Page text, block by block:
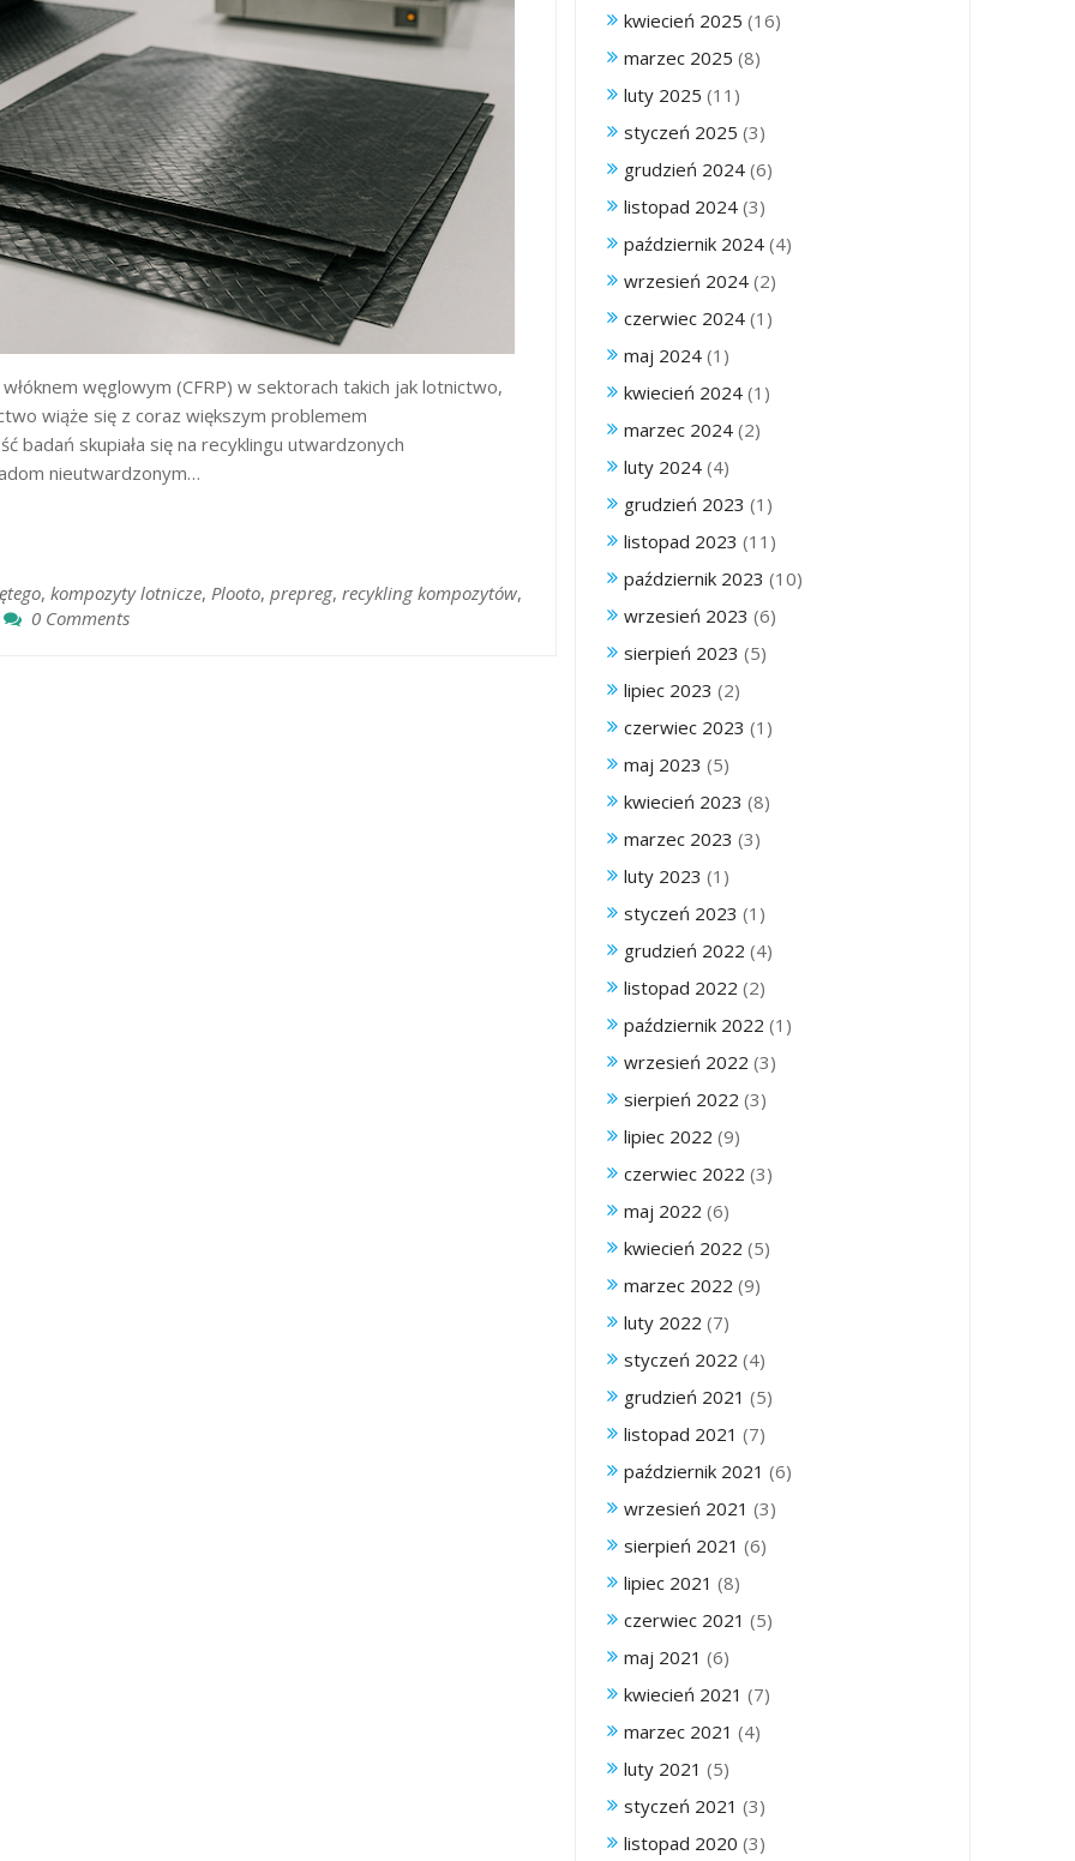
węglowym (CFRP) w sektorach takich jak lotnictwo,
wiąże się z coraz większym problemem
badań skupiała się na recyklingu utwardzonych
nieutwardzonym…
, kompozyty lotnicze, Plooto, prepreg, recykling kompozytów,
0 Comments
kwiecień 2025 (16)
marzec 2025 (8)
luty 2025 (11)
styczeń 2025 (3)
grudzień 2024 (6)
listopad 2024 (3)
październik 2024 (4)
wrzesień 2024 (2)
czerwiec 2024 (1)
maj 2024 (1)
kwiecień 2024 (1)
marzec 2024 (2)
luty 2024 (4)
grudzień 2023 (1)
listopad 2023 (11)
październik 2023 (10)
wrzesień 2023 (6)
sierpień 2023 (5)
lipiec 2023 (2)
czerwiec 2023 (1)
maj 2023 (5)
kwiecień 2023 (8)
marzec 2023 (3)
luty 2023 (1)
styczeń 2023 (1)
grudzień 2022 (4)
listopad 2022 (2)
październik 2022 (1)
wrzesień 2022 (3)
sierpień 2022 (3)
lipiec 2022 (9)
czerwiec 2022 (3)
maj 2022 (6)
kwiecień 2022 (5)
marzec 2022 (9)
luty 2022 (7)
styczeń 2022 (4)
grudzień 2021 (5)
listopad 2021 (7)
październik 2021 (6)
wrzesień 2021 (3)
sierpień 2021 (6)
lipiec 2021 (8)
czerwiec 2021 (5)
maj 2021 (6)
kwiecień 2021 (7)
marzec 2021 (4)
luty 2021 (5)
styczeń 2021 (3)
listopad 2020 (3)